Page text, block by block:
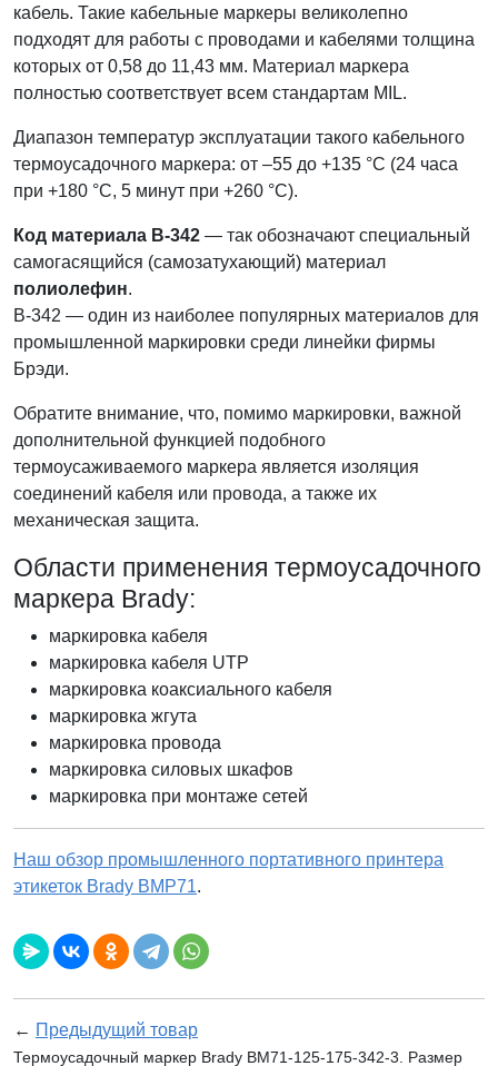
кабель. Такие кабельные маркеры великолепно
подходят для работы с проводами и кабелями толщина
которых от 0,58 до 11,43 мм. Материал маркера
полностью соответствует всем стандартам MIL.
Диапазон температур эксплуатации такого кабельного
термоусадочного маркера: от –55 до +135 °С (24 часа
при +180 °С, 5 минут при +260 °С).
Код материала B-342 — так обозначают специальный
самогасящийся (самозатухающий) материал
полиолефин.
B-342 — один из наиболее популярных материалов для
промышленной маркировки среди линейки фирмы
Брэди.
Обратите внимание, что, помимо маркировки, важной
дополнительной функцией подобного
термоусаживаемого маркера является изоляция
соединений кабеля или провода, а также их
механическая защита.
Области применения термоусадочного
маркера Brady:
маркировка кабеля
маркировка кабеля UTP
маркировка коаксиального кабеля
маркировка жгута
маркировка провода
маркировка силовых шкафов
маркировка при монтаже сетей
Наш обзор промышленного портативного принтера
этикеток Brady BMP71.
← Предыдущий товар
Термоусадочный маркер Brady BM71-125-175-342-3. Размер